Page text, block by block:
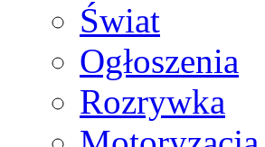
Świat
Ogłoszenia
Rozrywka